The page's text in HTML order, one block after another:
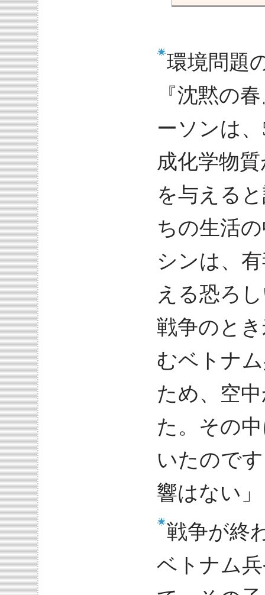
環境問題
『沈黙の
ーソンは
成化学物
を与える
ちの生活
シンは、
える恐ろ
戦争のと
むベトナ
ため、空
た。その
いたので
響はない
戦争が終
ベトナム